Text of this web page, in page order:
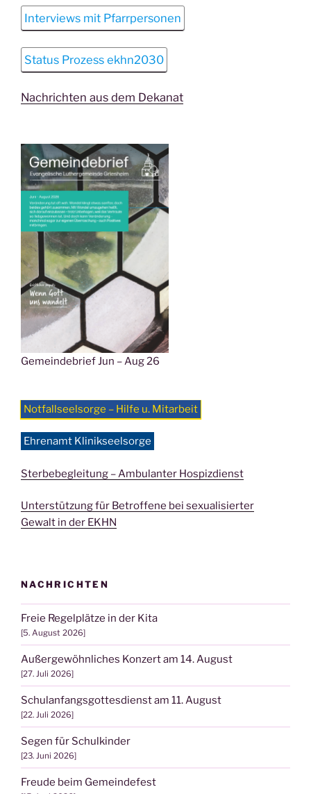
Interviews mit Pfarrpersonen
Status Prozess ekhn2030
Nachrichten aus dem Dekanat
Gemeindebrief Jun – Aug 26
Notfallseelsorge – Hilfe u. Mitarbeit
Ehrenamt Klinikseelsorge
Sterbebegleitung – Ambulanter Hospizdienst
Unterstützung für Betroffene bei sexualisierter
Gewalt in der EKHN
NACHRICHTEN
Freie Regelplätze in der Kita
5. August 2026
Außergewöhnliches Konzert am 14. August
27. Juli 2026
Schulanfangsgottesdienst am 11. August
22. Juli 2026
Segen für Schulkinder
23. Juni 2026
Freude beim Gemeindefest